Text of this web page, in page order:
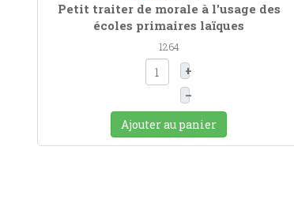
Petit traiter de morale à l'usage des
écoles primaires laïques
1264
+
–
Ajouter au panier